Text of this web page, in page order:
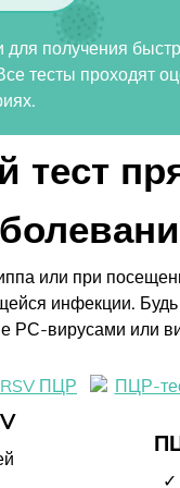
получения
тесты проходят
или при
инфекции. Будь
РС-вирусами или
✓